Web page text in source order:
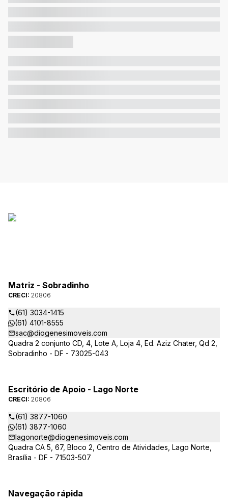
Matriz - Sobradinho
CRECI: 20806
(61) 3034-1415
(61) 4101-8555
sac@diogenesimoveis.com
Quadra 2 conjunto CD, 4, Lote A, Loja 4, Ed. Aziz Chater, Qd 2,
Sobradinho - DF - 73025-043
Escritório de Apoio - Lago Norte
CRECI: 20806
(61) 3877-1060
(61) 3877-1060
lagonorte@diogenesimoveis.com
Quadra CA 5, 67, Bloco 2, Centro de Atividades, Lago Norte,
Brasília - DF - 71503-507
Navegação rápida